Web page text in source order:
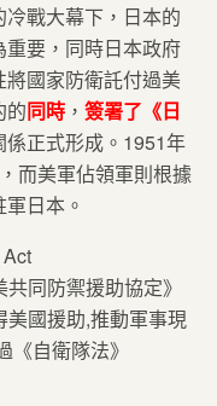
戰大幕下，日本的
要，同時日本政府
國家防衛託付過美
的同時 ， 簽署了《日
係正式形成。1951年
而美軍佔領軍則根據
日本。
同防禦援助協定》
美國援助,推動軍事現
自衛隊法》